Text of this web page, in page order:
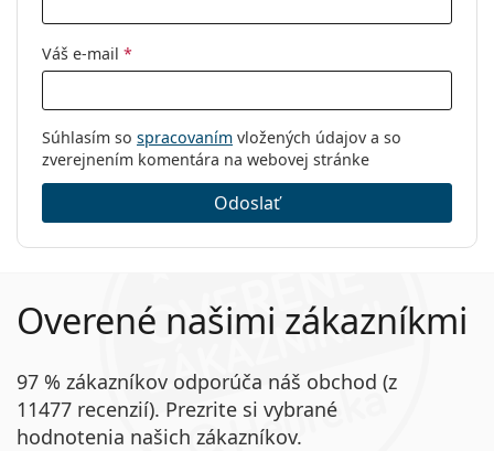
Váš e-mail *
Súhlasím so spracovaním vložených údajov a so
zverejnením komentára na webovej stránke
Odoslať
Overené našimi zákazníkmi
97 % zákazníkov odporúča náš obchod (z
11477 recenzií). Prezrite si vybrané
hodnotenia našich zákazníkov.